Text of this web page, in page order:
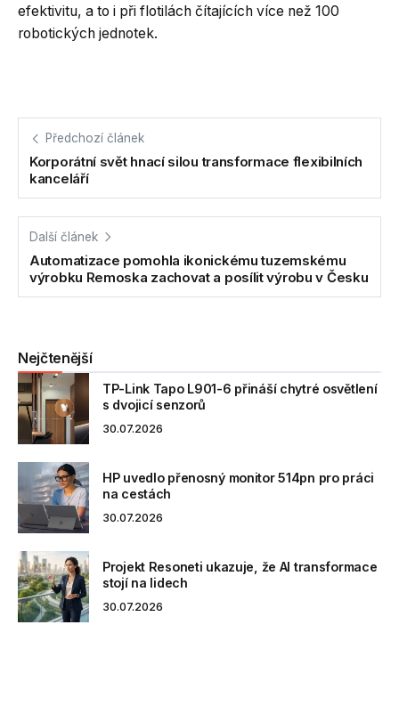
efektivitu, a to i při flotilách čítajících více než 100
robotických jednotek.
Předchozí článek
Korporátní svět hnací silou transformace flexibilních
kanceláří
Další článek
Automatizace pomohla ikonickému tuzemskému
výrobku Remoska zachovat a posílit výrobu v Česku
Nejčtenější
TP-Link Tapo L901-6 přináší chytré osvětlení
s dvojicí senzorů
30.07.2026
HP uvedlo přenosný monitor 514pn pro práci
na cestách
30.07.2026
Projekt Resoneti ukazuje, že AI transformace
stojí na lidech
30.07.2026